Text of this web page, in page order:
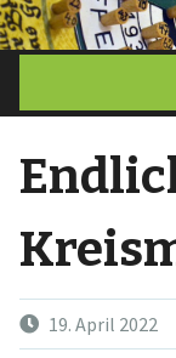
Skip
to
19. April 2022